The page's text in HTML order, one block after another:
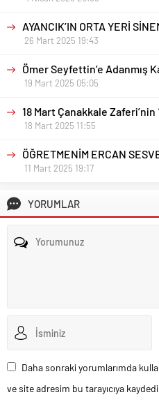
AYANCIK’IN ORTA YERİ
26 Mart 2025 19:43
Ömer Seyfettin’e Adanmış
19 Mart 2025 05:05
18 Mart Çanakkale Zaferi’nin
18 Mart 2025 11:55
ÖĞRETMENİM ERCAN
11 Mart 2025 19:17
YORUMLAR
Daha sonraki yorumlarımda
ve site adresim bu tarayıcıya